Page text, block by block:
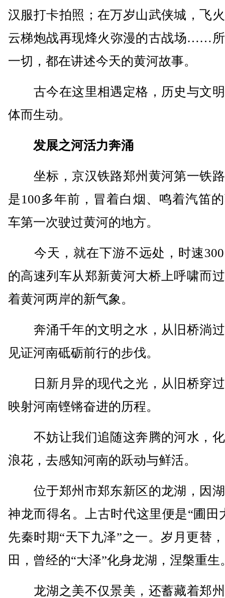
汉服打卡拍照；在万岁山武侠城，飞
云梯炮战再现烽火弥漫的古战场……
一切，都在讲述今天的黄河故事。
古今在这里相遇定格，历史与文
体而生动。
发展之河活力奔涌
坐标，京汉铁路郑州黄河第一铁
是100多年前，冒着白烟、鸣着汽笛
车第一次驶过黄河的地方。
今天，就在下游不远处，时速300
的高速列车从郑新黄河大桥上呼啸而
着黄河两岸的新气象。
奔涌千年的文明之水，从旧桥淌
见证河南砥砺前行的步伐。
日新月异的现代之光，从旧桥穿
映射河南铿锵奋进的历程。
不妨让我们追随这奔腾的河水，
浪花，去感知河南的跃动与鲜活。
位于郑州市郑东新区的龙湖，因
神龙而得名。上古时代这里便是“圃田
先秦时期“天下九泽”之一。岁月更替
田，曾经的“大泽”化身龙湖，涅槃重生
龙湖之美不仅景美，还蓄藏着郑